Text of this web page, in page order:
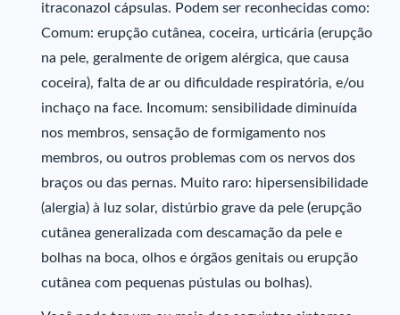
itraconazol cápsulas. Podem ser reconhecidas como:
Comum: erupção cutânea, coceira, urticária (erupção
na pele, geralmente de origem alérgica, que causa
coceira), falta de ar ou dificuldade respiratória, e/ou
inchaço na face. Incomum: sensibilidade diminuída
nos membros, sensação de formigamento nos
membros, ou outros problemas com os nervos dos
braços ou das pernas. Muito raro: hipersensibilidade
(alergia) à luz solar, distúrbio grave da pele (erupção
cutânea generalizada com descamação da pele e
bolhas na boca, olhos e órgãos genitais ou erupção
cutânea com pequenas pústulas ou bolhas).